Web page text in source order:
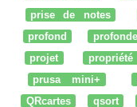
prise de notes
profond
projet
prusa mini+
QRcartes
qsort